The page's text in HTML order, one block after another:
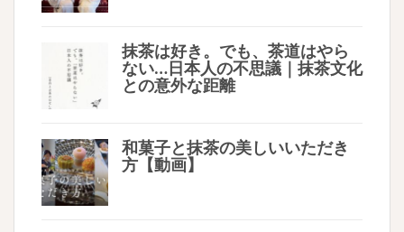
抹茶は好き。でも、茶道はやら
ない…日本人の不思議｜抹茶文化
との意外な距離
和菓子と抹茶の美しいいただき
方【動画】